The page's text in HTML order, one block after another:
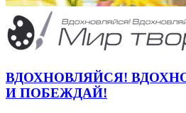
ВДОХНОВЛЯЙСЯ!
И ПОБЕЖДАЙ!